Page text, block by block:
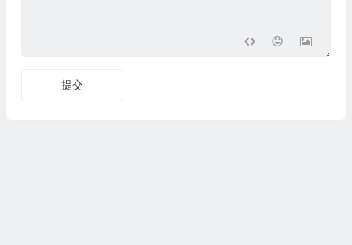
提交